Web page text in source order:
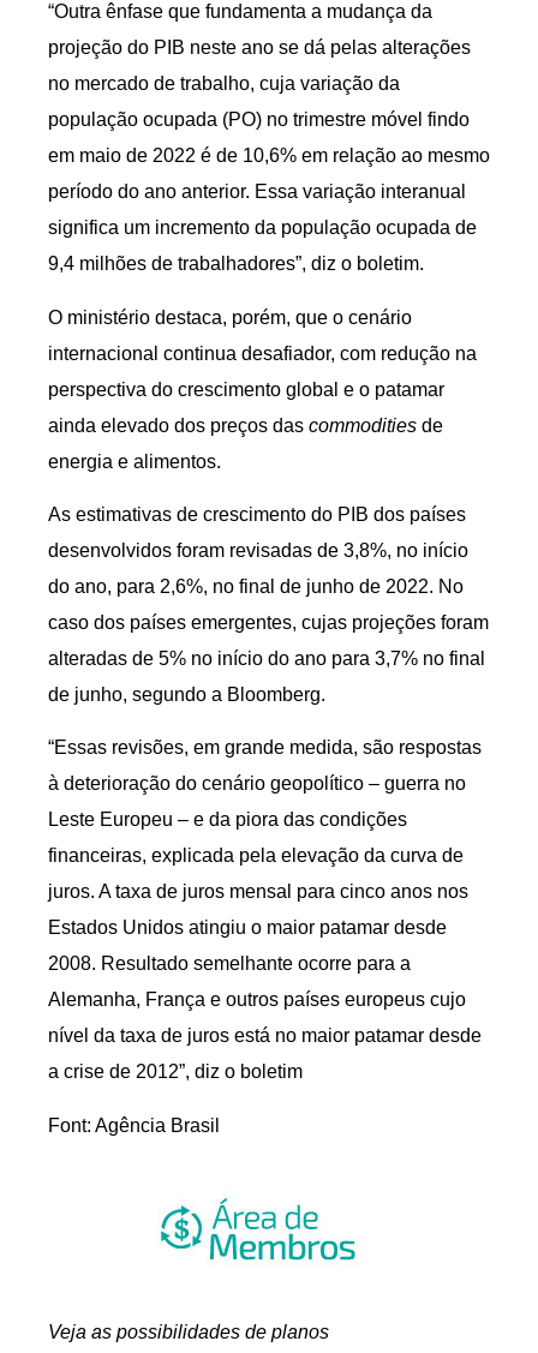
“Outra ênfase que fundamenta a mudança da
projeção do PIB neste ano se dá pelas alterações
no mercado de trabalho, cuja variação da
população ocupada (PO) no trimestre móvel findo
em maio de 2022 é de 10,6% em relação ao mesmo
período do ano anterior. Essa variação interanual
significa um incremento da população ocupada de
9,4 milhões de trabalhadores”, diz o boletim.
O ministério destaca, porém, que o cenário
internacional continua desafiador, com redução na
perspectiva do crescimento global e o patamar
ainda elevado dos preços das commodities de
energia e alimentos.
As estimativas de crescimento do PIB dos países
desenvolvidos foram revisadas de 3,8%, no início
do ano, para 2,6%, no final de junho de 2022. No
caso dos países emergentes, cujas projeções foram
alteradas de 5% no início do ano para 3,7% no final
de junho, segundo a Bloomberg.
“Essas revisões, em grande medida, são respostas
à deterioração do cenário geopolítico – guerra no
Leste Europeu – e da piora das condições
financeiras, explicada pela elevação da curva de
juros. A taxa de juros mensal para cinco anos nos
Estados Unidos atingiu o maior patamar desde
2008. Resultado semelhante ocorre para a
Alemanha, França e outros países europeus cujo
nível da taxa de juros está no maior patamar desde
a crise de 2012”, diz o boletim
Font: Agência Brasil
Veja as possibilidades de planos